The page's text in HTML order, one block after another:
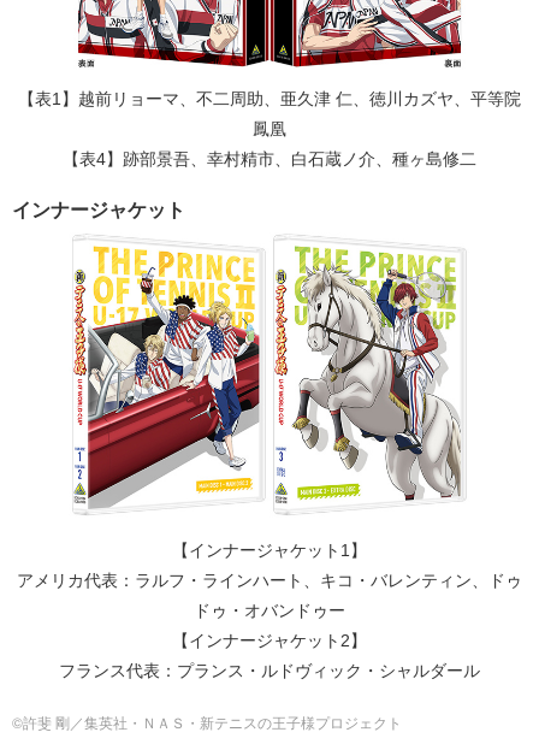
【表1】越前リョーマ、不二周助、亜久津 仁、徳川カズヤ、平等院
鳳凰
【表4】跡部景吾、幸村精市、白石蔵ノ介、種ヶ島修二
インナージャケット
【インナージャケット1】
アメリカ代表：ラルフ・ラインハート、キコ・バレンティン、ドゥ
ドゥ・オバンドゥー
【インナージャケット2】
フランス代表：プランス・ルドヴィック・シャルダール
©許斐 剛／集英社・ＮＡＳ・新テニスの王⼦様プロジェクト